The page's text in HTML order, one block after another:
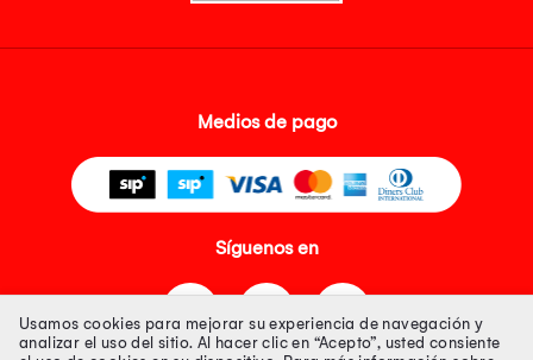
Medios de pago
Síguenos en
Usamos cookies para mejorar su experiencia de navegación y
analizar el uso del sitio. Al hacer clic en “Acepto”, usted consiente